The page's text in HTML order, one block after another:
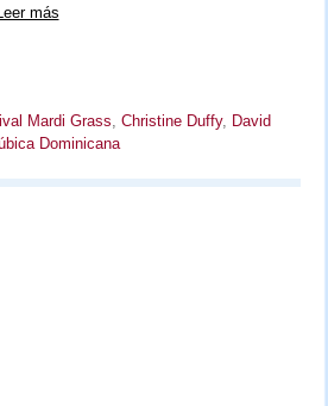
más
Mardi Grass, Christine Duffy, David
Dominicana